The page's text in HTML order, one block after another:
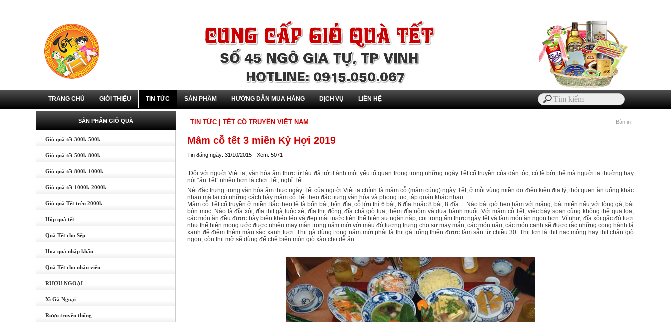
TRANG CHỦ GIỚI THIỆU TIN TỨC SẢN PHẨM HƯỚNG DẪN MUA HÀNG DỊCH VỤ LIÊN HỆ
SẢN PHẨM GIỎ QUÀ
Giỏ quà tết 300k-500k
Giỏ quà tết 500k-800k
Giỏ quà tết 800k-1000k
Giỏ quà tết 1000k-2000k
Giỏ quà Tết trên 2000k
Hộp quà tết
Quà Tết cho Sếp
Hoa quả nhập khẩu
Quà Tết cho nhân viên
RƯỢU NGOẠI
Xì Gà Ngoại
Rượu truyền thống
TIN TỨC | TẾT CỔ TRUYỀN VIỆT NAM Bản in
Mâm cỗ tết 3 miền Kỷ Hợi 2019
Tin đăng ngày: 31/10/2015 - Xem: 5071
Đối với người Việt ta, văn hóa ẩm thực từ lâu đã trở thành một yếu tố quan trọng trong những ngày Tết cổ truyền của dân tộc, có lẽ bởi thế mà người ta thường hay
nói “ăn Tết” nhiều hơn là chơi Tết, nghỉ Tết…
Nét đặc trưng trong văn hóa ẩm thực ngày Tết của người Việt ta chính là mâm cỗ (mâm cúng) ngày Tết, ở mỗi vùng miền do điều kiện địa lý, thói quen ăn uống khác
nhau mà lại có những cách bày mâm cỗ Tết theo đặc trưng văn hóa và phong tục, tập quán khác nhau.
Mâm cỗ Tết cổ truyền ở miền Bắc theo lệ là bốn bát, bốn đĩa, cỗ lớn thì 6 bát, 6 đĩa hoặc 8 bát, 8 đĩa… Nào bát giò heo hầm với măng, bát miến nấu với lòng gà, bát
bún mọc. Nào là đĩa xôi, đĩa thịt gà luộc xé, đĩa thịt đông, đĩa chả giò lụa, thêm đĩa nộm và dưa hành muối. Với mâm cỗ Tết, việc bày soạn cũng không thể qua loa,
các món ăn đều được bày biện khéo léo và đẹp mắt trước tiên thể hiện sự ngăn nắp, coi trọng ẩm thực ngày tết và làm món ăn ngon hơn. Ví như, đĩa xôi gấc đỏ tươi
như thể hiện mong ước được nhiều may mắn trong năm mới với màu đỏ tượng trưng cho sự may mắn, các món nấu, các món canh sẽ được rắc những cọng hành lá
xanh để điểm thêm màu sắc xanh tươi. Thịt gà dùng trong năm mới phải là thịt gà trống thiến được làm sẵn từ chiều 30. Thịt lợn là thịt nạc mông hay thịt chân giò
ngon, còn thịt mỡ sẽ dùng để chế biến món giò xào cho dễ ăn...